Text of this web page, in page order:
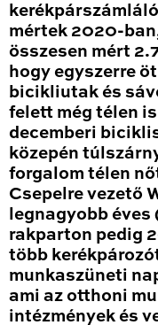
mértek 2020-
összesen mért
hogy egyszerre
bicikliutak és
felett még télen
decemberi
közepén
forgalom télen
Csepelre vezető
legnagyobb
rakparton pedig
több
munkaszüneti
ami az otthoni
intézmények és